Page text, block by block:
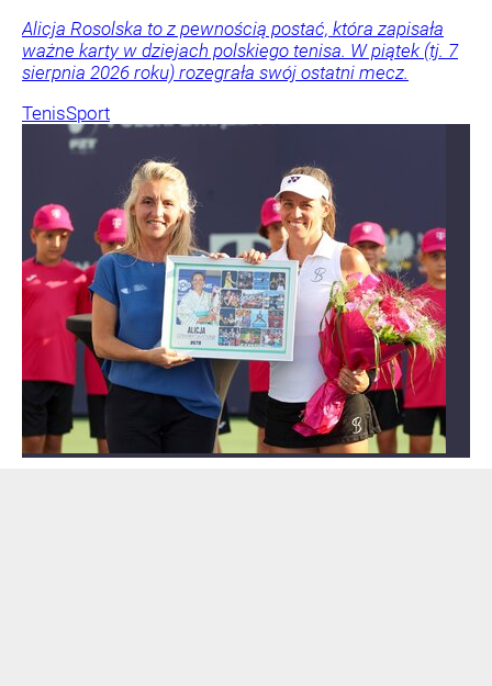
Alicja Rosolska to z pewnością postać, która zapisała
ważne karty w dziejach polskiego tenisa. W piątek (tj. 7
sierpnia 2026 roku) rozegrała swój ostatni mecz.
TenisSport